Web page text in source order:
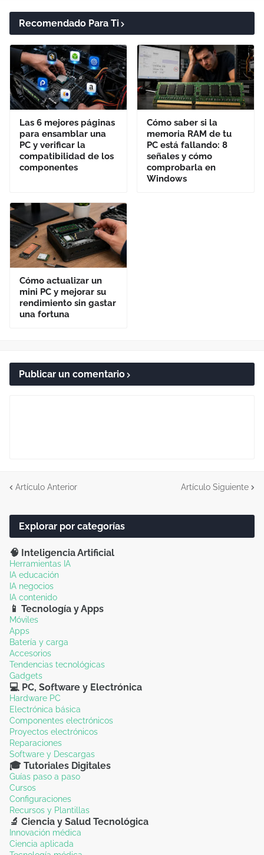
Recomendado Para Ti
Las 6 mejores páginas
para ensamblar una
PC y verificar la
compatibilidad de los
componentes
Cómo saber si la
memoria RAM de tu
PC está fallando: 8
señales y cómo
comprobarla en
Windows
Cómo actualizar un
mini PC y mejorar su
rendimiento sin gastar
una fortuna
Publicar un comentario
Artículo Anterior Artículo Siguiente
Explorar por categorías
🧠 Inteligencia Artificial
Herramientas IA
IA educación
IA negocios
IA contenido
📱 Tecnología y Apps
Móviles
Apps
Batería y carga
Accesorios
Tendencias tecnológicas
Gadgets
💻 PC, Software y Electrónica
Hardware PC
Electrónica básica
Componentes electrónicos
Proyectos electrónicos
Reparaciones
Software y Descargas
🎓 Tutoriales Digitales
Guías paso a paso
Cursos
Configuraciones
Recursos y Plantillas
🔬 Ciencia y Salud Tecnológica
Innovación médica
Ciencia aplicada